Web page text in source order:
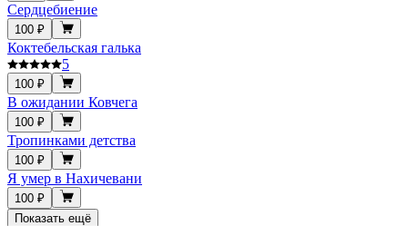
Сердцебиение
100 ₽
Коктебельская галька
5
100 ₽
В ожидании Ковчега
100 ₽
Тропинками детства
100 ₽
Я умер в Нахичевани
100 ₽
Показать ещё